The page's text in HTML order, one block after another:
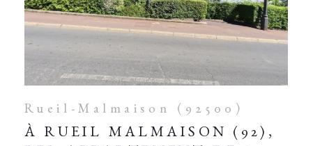
Rueil-Malmaison (92500)
À RUEIL MALMAISON (92),